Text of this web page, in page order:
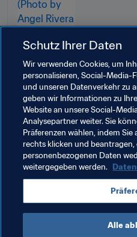
Verwandte
FIFA-Stiftung
Concacaf
Schutz Ihrer Daten
Wir verwenden Cookies, um
personalisieren, Social-Media-
und unseren Datenverkehr zu
geben wir Informationen zu
Website an unsere Social-
Analysepartner weiter. Sie
Präferenzen wählen, indem Sie
rechts klicken und beantragen,
personenbezogenen Daten
weitergegeben werden.
Alle